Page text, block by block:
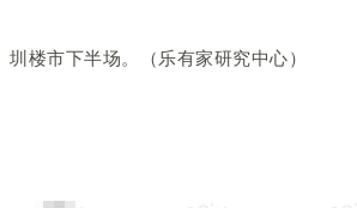
圳楼市下半场。（乐有家研究中心）